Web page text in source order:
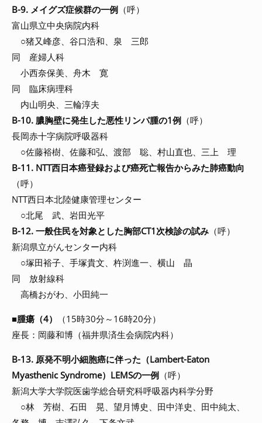
B-9. メイグズ症候群の一例 （呼）
富山県立中央病院内科
○猪又峰彦、谷口浩和、泉 三郎
同 産婦人科
小西奈保美、舟木 寛
同 臨床病理科
内山明央、三輪淳夫
B-10. 膿胸壁に発生した悪性リンパ腫の1例 （呼）
長岡赤十字病院呼吸器科
○佐藤裕樹、佐藤和弘、渡部 聡、村山直也、三上 理
B-11. NTT西日本癌登録および癌死亡報告からみた肺癌動向
（呼）
NTT西日本北陸健康管理センター
○北尾 武、岩田光平
B-12. 一般住民を対象とした胸部CT1次検診の試み （呼）
新潟県立がんセンター内科
○塚田裕子、手塚貴文、杵渕進一、横山 晶
同 放射線科
高橋おがわ、小田純一
■腫瘍（4）
（15時30分～16時20分）
座長：岡藤和博（福井県済生会病院内科）
B-13. 原発不明小細胞癌に伴った（Lambert-Eaton
Myasthenic Syndrome）LEMSの一例 （呼）
新潟大学大学院医歯学総合研究科呼吸器内科学分野
○林 芳樹、石田 晃、望月博史、田中洋史、田中純太、